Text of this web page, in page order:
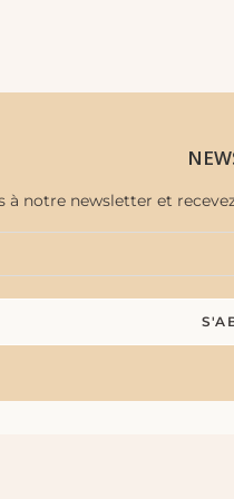
à notre newsletter et